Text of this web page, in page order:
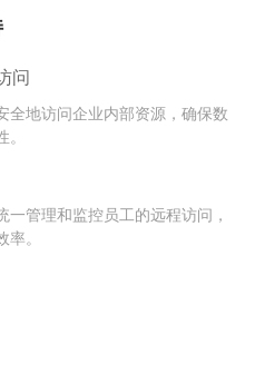
问
全地访问企业内部资源，确保数
一管理和监控员工的远程访问，
。